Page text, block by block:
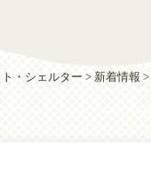
・シェルター > 新着情報 >